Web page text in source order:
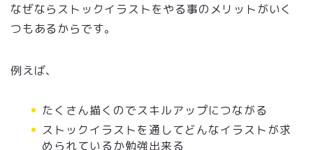
なぜならストックイラストをやる事のメリットがいく
つもあるからです。
例えば、
たくさん描くのでスキルアップにつながる
ストックイラストを通してどんなイラストが求
められているか勉強出来る